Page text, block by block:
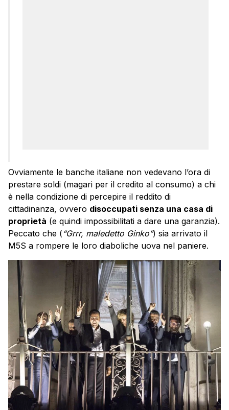
Ovviamente le banche italiane non vedevano l’ora di
prestare soldi (magari per il credito al consumo) a chi
è nella condizione di percepire il reddito di
cittadinanza, ovvero disoccupati senza una casa di
proprietà (e quindi impossibilitati a dare una garanzia).
Peccato che ( “Grrr, maledetto Ginko”) sia arrivato il
M5S a rompere le loro diaboliche uova nel paniere.